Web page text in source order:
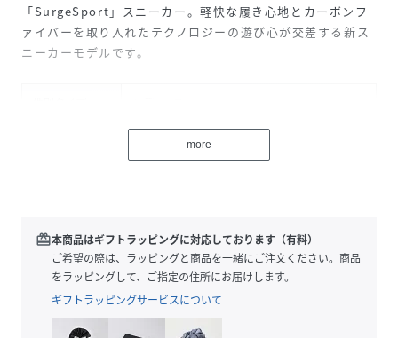
「SurgeSport」スニーカー。軽快な履き心地とカーボンフ
ァイバーを取り入れたテクノロジーの遊び心が交差する新ス
ニーカーモデルです。
サイズ 36、37
品番
RT0574_B15260MFL414810
B15260MFL414810-810-36 RT0574
more
redeem本商品はギフトラッピングに対応しております（有料）
ご希望の際は、ラッピングと商品を一緒にご注文ください。商品
をラッピングして、ご指定の住所にお届けします。
ギフトラッピングサービスについて